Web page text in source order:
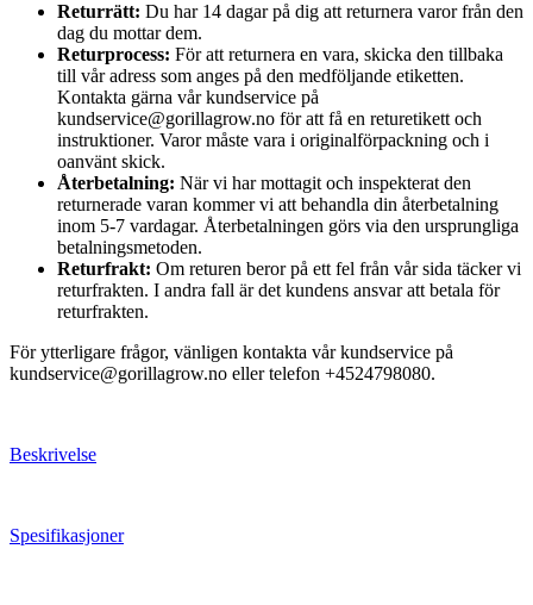
Returrätt: Du har 14 dagar på dig att returnera varor från den
dag du mottar dem.
Returprocess: För att returnera en vara, skicka den tillbaka
till vår adress som anges på den medföljande etiketten.
Kontakta gärna vår kundservice på
kundservice@gorillagrow.no för att få en returetikett och
instruktioner. Varor måste vara i originalförpackning och i
oanvänt skick.
Återbetalning: När vi har mottagit och inspekterat den
returnerade varan kommer vi att behandla din återbetalning
inom 5-7 vardagar. Återbetalningen görs via den ursprungliga
betalningsmetoden.
Returfrakt: Om returen beror på ett fel från vår sida täcker vi
returfrakten. I andra fall är det kundens ansvar att betala för
returfrakten.
För ytterligare frågor, vänligen kontakta vår kundservice på
kundservice@gorillagrow.no eller telefon +4524798080.
Beskrivelse
Spesifikasjoner